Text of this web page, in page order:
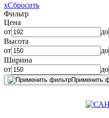
xСбросить
Фильтр
Цена
от
до
Высота
от
до
Ширина
от
до
Применить